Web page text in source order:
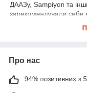
ДААЗу, Sampiyon та
зарекомендували себе
Продавці
Ремені на МАЗ:
Ремені та кільця
транспортного засобу.
Про нас
94% позитивних з